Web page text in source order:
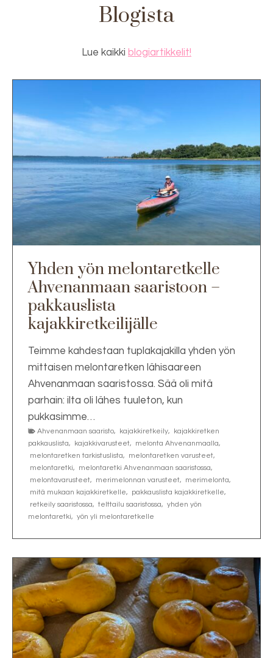
Blogista
Lue kaikki blogiartikkelit!
Yhden yön melontaretkelle
Ahvenanmaan saaristoon –
pakkauslista
kajakkiretkeilijälle
Teimme kahdestaan tuplakajakilla yhden yön
mittaisen melontaretken lähisaareen
Ahvenanmaan saaristossa. Sää oli mitä
parhain: ilta oli lähes tuuleton, kun
pukkasimme…
Ahvenanmaan saaristo, kajakkiretkeily,
kajakkiretken
pakkauslista, kajakkivarusteet, melonta Ahvenanmaalla,
melontaretken tarkistuslista, melontaretken varusteet,
melontaretki, melontaretki Ahvenanmaan saaristossa,
melontavarusteet, merimelonnan varusteet, merimelonta,
mitä mukaan kajakkiretkelle, pakkauslista kajakkiretkelle,
retkeily saaristossa, telttailu saaristossa, yhden yön
melontaretki, yön yli melontaretkelle